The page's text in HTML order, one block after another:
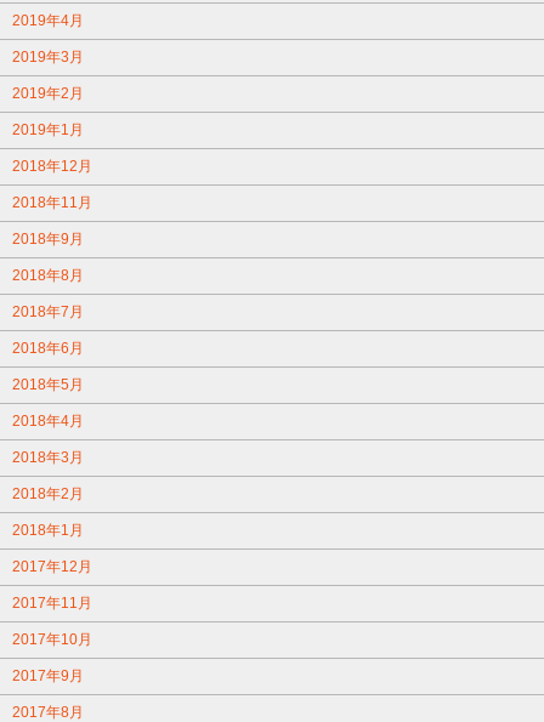
2019年4月
2019年3月
2019年2月
2019年1月
2018年12月
2018年11月
2018年9月
2018年8月
2018年7月
2018年6月
2018年5月
2018年4月
2018年3月
2018年2月
2018年1月
2017年12月
2017年11月
2017年10月
2017年9月
2017年8月